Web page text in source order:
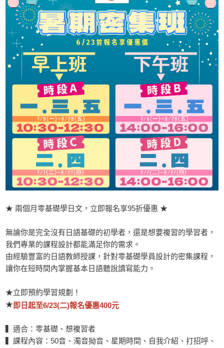
★ 兩個月零基礎學日文，立即報名享95折優惠 ★
無論你是完全沒有日語基礎的初學者，還是想要複習的學習者，
我們專業的課程設計都能滿足你的需求。
由經驗豐富的日語教師授課，針對零基礎學員設計的密集課程，
讓你在短時間內掌握基本日語聽說讀寫能力。
★立即預約學習規劃！
★ 即日起至6/23(二)報名優惠400元
▍適合：零基礎、想複習者
▍課程內容：50音、濁音拗音、星期時間、自我介紹、打招呼、